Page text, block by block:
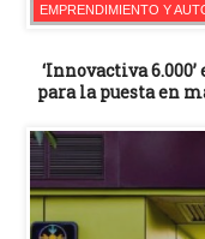
EMPRENDIMIENTO Y
‘Innovactiva
para la puesta en